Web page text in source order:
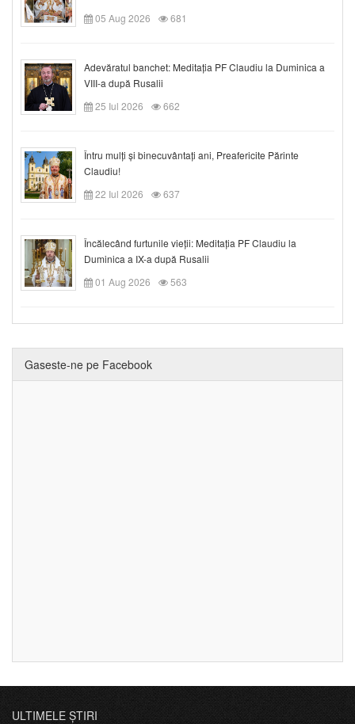
05 Aug 2026 681
Adevăratul banchet: Meditația PF Claudiu la Duminica a
VIII-a după Rusalii
25 Iul 2026
662
Întru mulți și binecuvântați ani, Preafericite Părinte
Claudiu!
22 Iul 2026
637
Încălecând furtunile vieții: Meditația PF Claudiu la
Duminica a IX-a după Rusalii
01 Aug 2026
563
Gaseste-ne pe Facebook
ULTIMELE ȘTIRI